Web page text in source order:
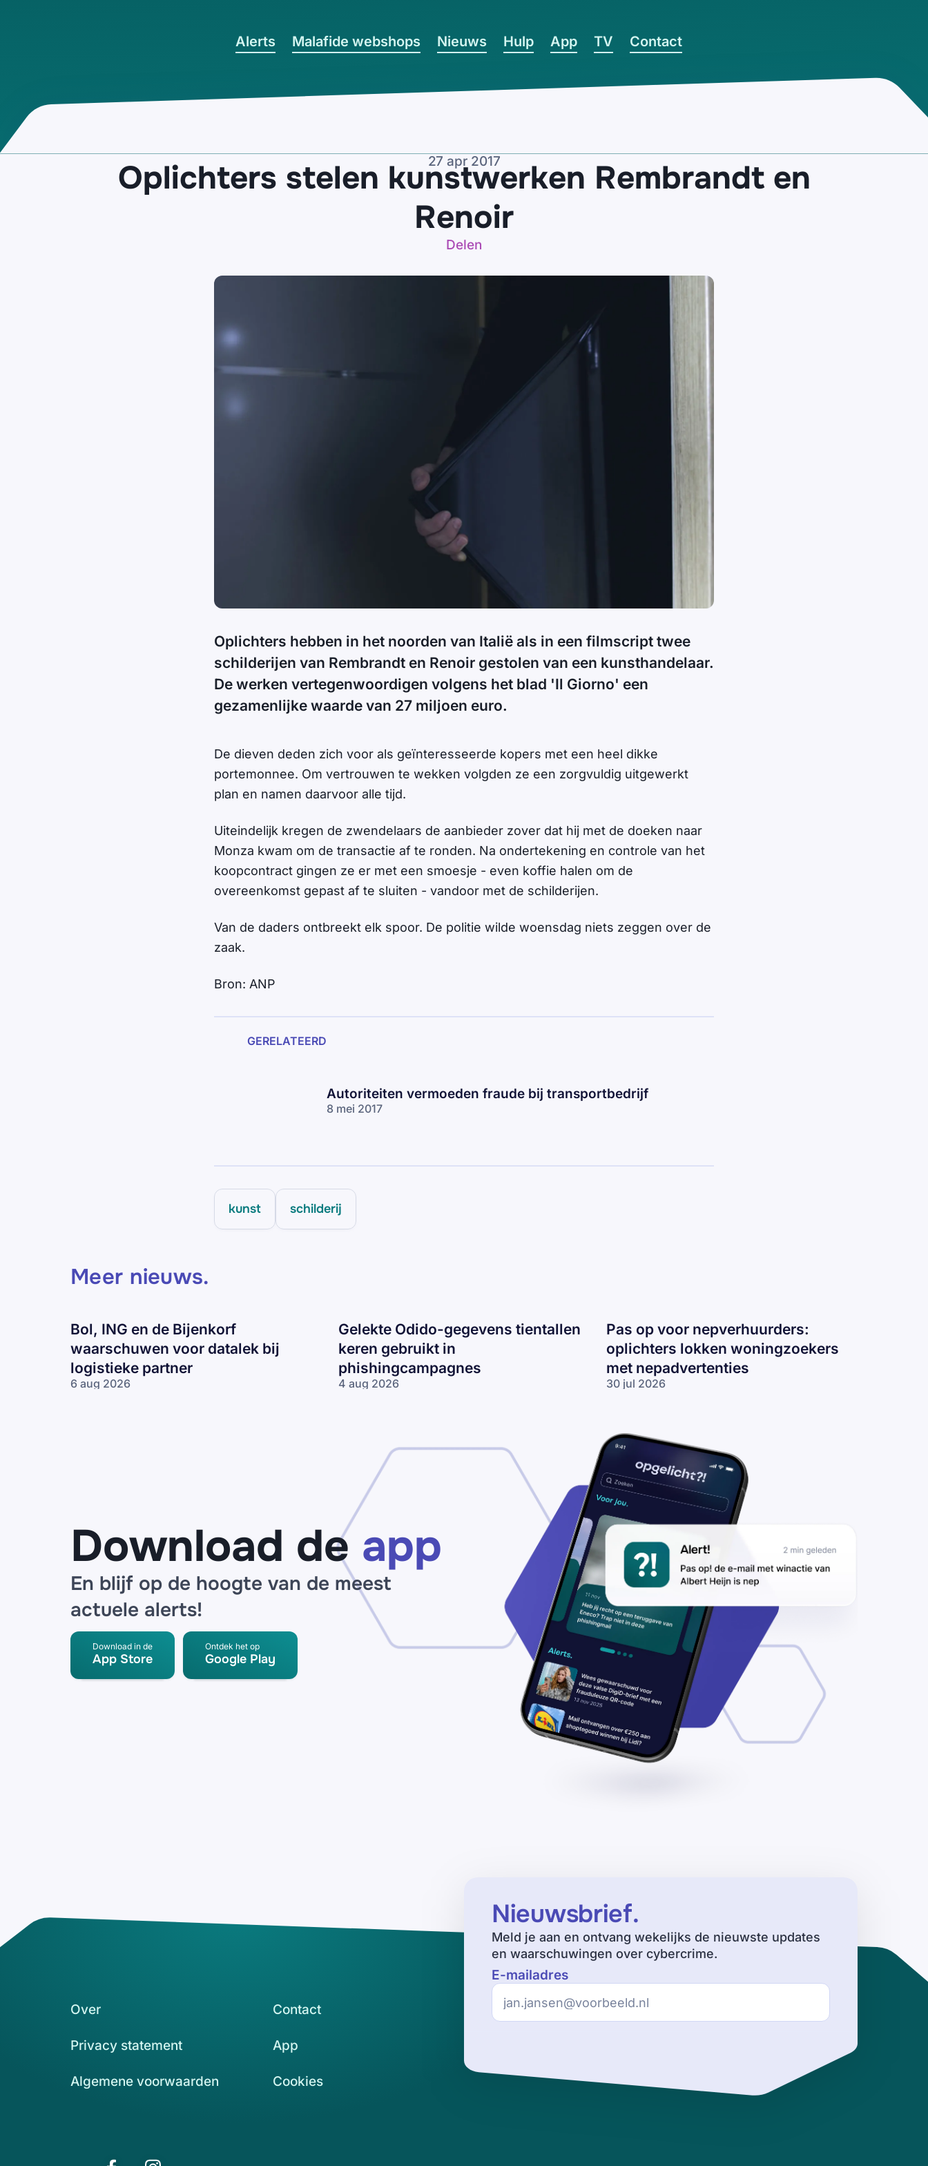
Alerts Malafide webshops Nieuws Hulp App TV Contact
27 apr 2017
Oplichters stelen kunstwerken Rembrandt en
Renoir
Delen
Oplichters hebben in het noorden van Italië als in een filmscript twee
schilderijen van Rembrandt en Renoir gestolen van een kunsthandelaar.
De werken vertegenwoordigen volgens het blad 'Il Giorno' een
gezamenlijke waarde van 27 miljoen euro.
De dieven deden zich voor als geïnteresseerde kopers met een heel dikke
portemonnee. Om vertrouwen te wekken volgden ze een zorgvuldig uitgewerkt
plan en namen daarvoor alle tijd.
Uiteindelijk kregen de zwendelaars de aanbieder zover dat hij met de doeken naar
Monza kwam om de transactie af te ronden. Na ondertekening en controle van het
koopcontract gingen ze er met een smoesje - even koffie halen om de
overeenkomst gepast af te sluiten - vandoor met de schilderijen.
Van de daders ontbreekt elk spoor. De politie wilde woensdag niets zeggen over de
zaak.
Bron: ANP
GERELATEERD
Autoriteiten vermoeden fraude bij transportbedrijf
8 mei 2017
kunst schilderij
Meer nieuws.
Bol, ING en de Bijenkorf
waarschuwen voor datalek bij
logistieke partner
6 aug 2026
Gelekte Odido-gegevens tientallen
keren gebruikt in
phishingcampagnes
4 aug 2026
Pas op voor nepverhuurders:
oplichters lokken woningzoekers
met nepadvertenties
30 jul 2026
lokken
woningzoekers
nepadvertenties
Download de app
En blijf op de hoogte van de meest
actuele alerts!
Download in de
App Store
Ontdek het op
Google Play
Nieuwsbrief.
Meld je aan en ontvang wekelijks de nieuwste updates
en waarschuwingen over cybercrime.
E-mailadres
Over Contact
Privacy statement App
Algemene voorwaarden Cookies